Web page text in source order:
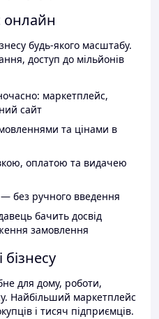
онлайн
будь-якого масштабу.
доступ до мільйонів
маркетплейс,
сайт
та цінами в
оплатою та видачею
без ручного введення
бачить досвід
замовлення
для дому, роботи,
Найбільший маркетплейс
і тисяч підприємців.